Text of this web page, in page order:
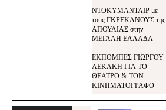
ΝΤΟΚΥΜΑΝΤΑΙΡ με
τους ΓΚΡΕΚΑΝΟΥΣ της
ΑΠΟΥΛΙΑΣ στην
ΜΕΓΑΛΗ ΕΛΛΑΔΑ
ΕΚΠΟΜΠΕΣ ΓΙΩΡΓΟΥ
ΛΕΚΑΚΗ ΓΙΑ ΤΟ
ΘΕΑΤΡΟ & ΤΟΝ
ΚΙΝΗΜΑΤΟΓΡΑΦΟ